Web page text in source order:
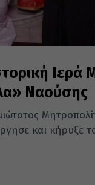
Ιερά
Ναούσης
και κήρυξε